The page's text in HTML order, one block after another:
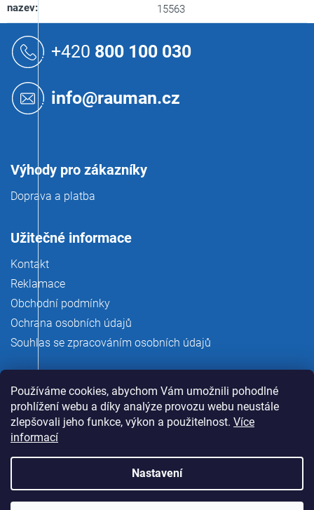
Používáme cookies, abychom Vám umožnili pohodlné
prohlížení webu a díky analýze provozu webu neustále
zlepšovali jeho funkce, výkon a použitelnost. Více
informací
Nastavení
nazev: 15563
+420 800 100 030
info@rauman.cz
Výhody pro zákazníky
Doprava a platba
Užitečné informace
Kontakt
Reklamace
Obchodní podmínky
Ochrana osobních údajů
Souhlas se zpracováním osobních údajů
Copyright 2026rauman.cz. Všechna práva vyhrazena.